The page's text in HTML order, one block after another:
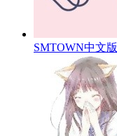
SMTOWN中文版